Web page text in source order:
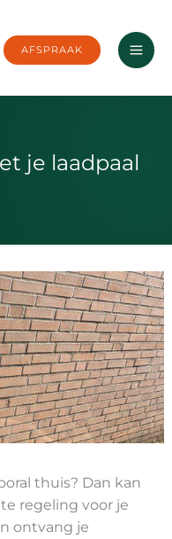
AFSPRAAK
je laadpaal
thuis? Dan kan
regeling voor je
ontvang je